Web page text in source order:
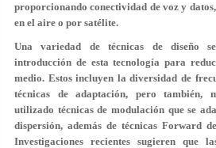
proporcionando conectividad de voz y
en el aire o por satélite.
Una variedad de técnicas de diseño
introducción de esta tecnología para
medio. Estos incluyen la diversidad de
técnicas de adaptación, pero también,
utilizado técnicas de modulación que se
dispersión, además de técnicas Forward
Investigaciones recientes sugieren que